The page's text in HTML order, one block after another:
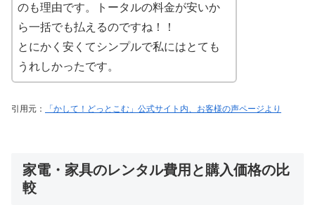
のも理由です。トータルの料金が安いか
ら一括でも払えるのですね！！
とにかく安くてシンプルで私にはとても
うれしかったです。
引用元： 「かして！どっとこむ」公式サイト内、お客様の声ページより
家電・家具のレンタル費用と購入価格の比
較